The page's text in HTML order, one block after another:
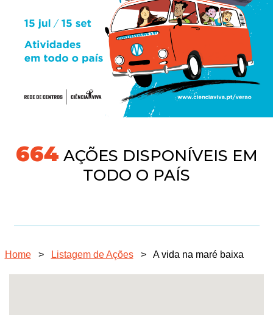
691AÇÕES DISPONÍVEIS EM
TODO O PAÍS
Home > Listagem de Ações > A vida na maré baixa